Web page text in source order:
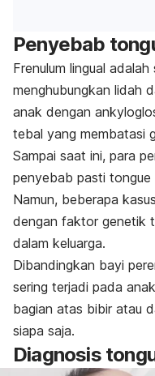
Penyebab
Frenulum lingual
menghubungkan lidah
anak dengan
tebal yang membatasi
Sampai saat ini, para
penyebab pasti tongue
Namun, beberapa
dengan faktor genetik
dalam keluarga.
Dibandingkan bayi
sering terjadi pada
bagian atas bibir atau
siapa saja.
Diagnosis